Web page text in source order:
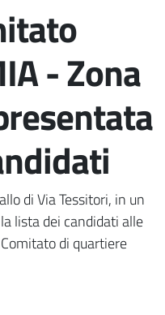
- Zona
di Via Tessitori, in un
lista dei candidati alle
di quartiere